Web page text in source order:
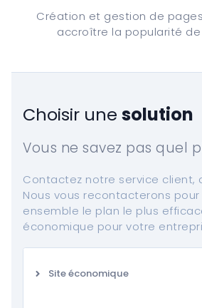
Création et gestion de
accroître la popularité
Choisir une solution
Vous ne savez pas quel
Contactez notre service client,
Nous vous recontacterons pour
ensemble le plan le plus
économique pour votre
Site économique